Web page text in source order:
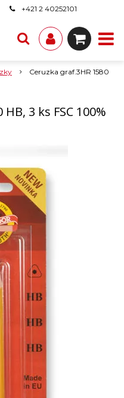
+421 2 40252101
Ceruzka graf.3HR 1580
3 ks FSC 100%